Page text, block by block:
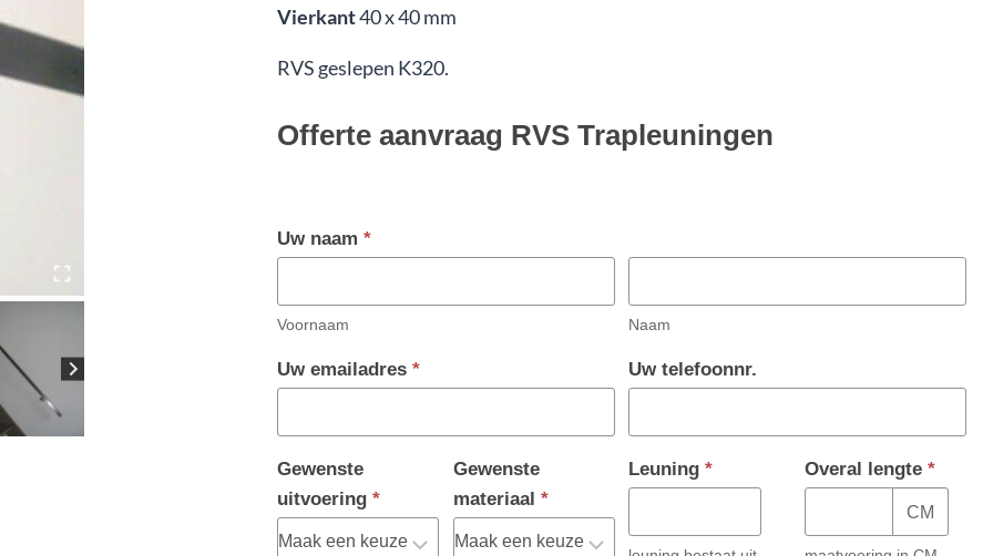
Vierkant40 x 40 mm
RVS geslepen K320.
Offerte aanvraag RVS Trapleuningen
Uw naam *
Voornaam Naam
Uw emailadres * Uw telefoonnr.
Gewenste
uitvoering *
Gewenste
materiaal *
Leuning* Overal lengte *
CM